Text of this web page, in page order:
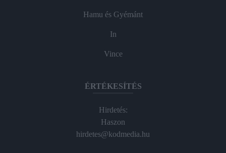
Hamu és Gyémánt
In
Vince
ÉRTÉKESÍTÉS
Hirdetés:
Haszon
hirdetes@kodmedia.hu